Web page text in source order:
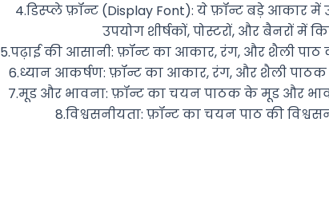
4.डिस्प्ले फ़ॉन्ट (Display Font): ये फ़ॉन्ट बड़े आकार में
उपयोग शीर्षकों, पोस्टरों, और बैनरों में
5.पढ़ाई की आसानी: फ़ॉन्ट का आकार, रंग, और शैली पाठ
6.ध्यान आकर्षण: फ़ॉन्ट का आकार, रंग, और शैली पाठक
7.मूड और भावना: फ़ॉन्ट का चयन पाठक के मूड और
8.विश्वसनीयता: फ़ॉन्ट का चयन पाठ की